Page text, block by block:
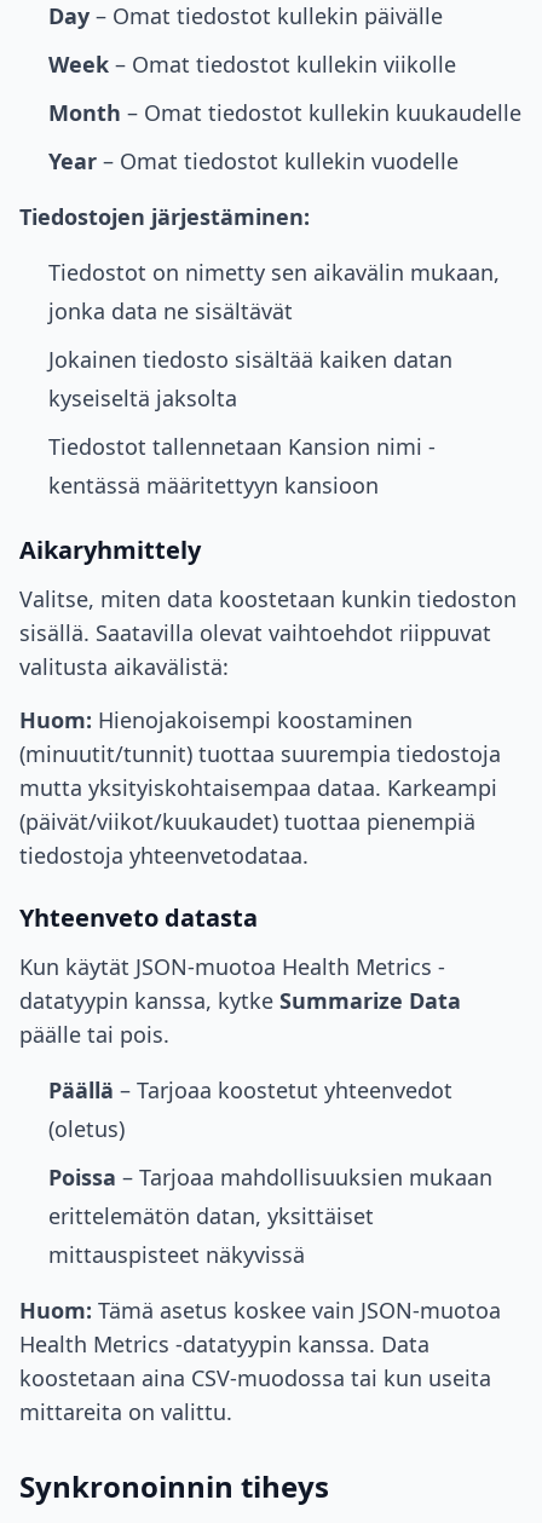
Day – Omat tiedostot kullekin päivälle
Week – Omat tiedostot kullekin viikolle
Month – Omat tiedostot kullekin kuukaudelle
Year – Omat tiedostot kullekin vuodelle
Tiedostojen järjestäminen:
Tiedostot on nimetty sen aikavälin mukaan,
jonka data ne sisältävät
Jokainen tiedosto sisältää kaiken datan
kyseiseltä jaksolta
Tiedostot tallennetaan Kansion nimi -
kentässä määritettyyn kansioon
Aikaryhmittely
Valitse, miten data koostetaan kunkin tiedoston
sisällä. Saatavilla olevat vaihtoehdot riippuvat
valitusta aikavälistä:
Huom: Hienojakoisempi koostaminen
(minuutit/tunnit) tuottaa suurempia tiedostoja
mutta yksityiskohtaisempaa dataa. Karkeampi
(päivät/viikot/kuukaudet) tuottaa pienempiä
tiedostoja yhteenvetodataa.
Yhteenveto datasta
Kun käytät JSON-muotoa Health Metrics -
datatyypin kanssa, kytke Summarize Data
päälle tai pois.
Päällä – Tarjoaa koostetut yhteenvedot
(oletus)
Poissa – Tarjoaa mahdollisuuksien mukaan
erittelemätön datan, yksittäiset
mittauspisteet näkyvissä
Huom: Tämä asetus koskee vain JSON-muotoa
Health Metrics -datatyypin kanssa. Data
koostetaan aina CSV-muodossa tai kun useita
mittareita on valittu.
Synkronoinnin tiheys